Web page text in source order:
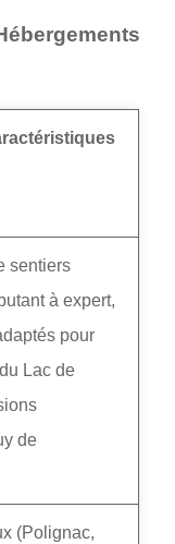
sentiers
à expert,
pour
Lac de
de
(Polignac,